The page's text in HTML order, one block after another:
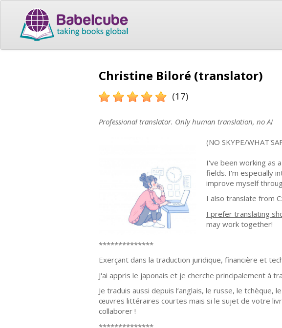
Christine Biloré (translator)
(17)
Professional translator. Only human translation, no AI
(NO SKYPE/
I've been working as
fields. I'm especially
improve myself
I also translate from
I prefer translating
may work together!
**************
Exerçant dans la traduction juridique, financière et
J'ai appris le japonais et je cherche principalement à
Je traduis aussi depuis l’anglais, le russe, le tchèque,
œuvres littéraires courtes mais si le sujet de votre
collaborer !